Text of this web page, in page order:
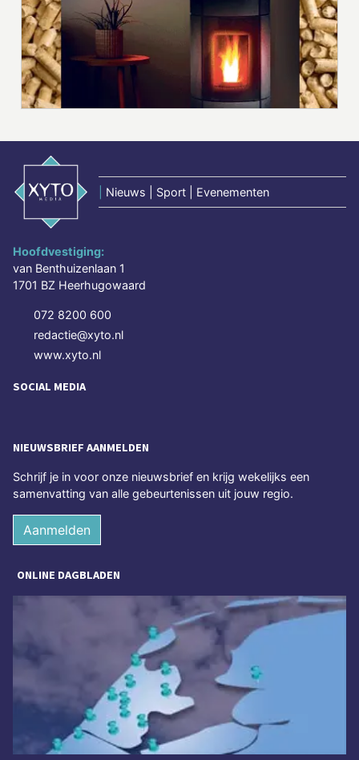
Nieuws | Sport | Evenementen
Hoofdvestiging:
van Benthuizenlaan 1
1701 BZ Heerhugowaard
072 8200 600
redactie@xyto.nl
www.xyto.nl
SOCIAL MEDIA
NIEUWSBRIEF AANMELDEN
Schrijf je in voor onze nieuwsbrief en krijg wekelijks een
samenvatting van alle gebeurtenissen uit jouw regio.
Aanmelden
ONLINE DAGBLADEN